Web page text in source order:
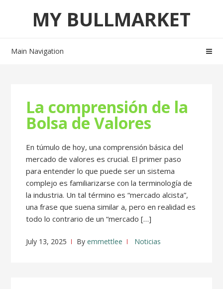
MY BULLMARKET
Main Navigation
La comprensión de la
Bolsa de Valores
En túmulo de hoy, una comprensión básica del
mercado de valores es crucial. El primer paso
para entender lo que puede ser un sistema
complejo es familiarizarse con la terminología de
la industria. Un tal término es “mercado alcista”,
una frase que suena similar a, pero en realidad es
todo lo contrario de un “mercado […]
July 13, 2025 Byemmettlee Noticias